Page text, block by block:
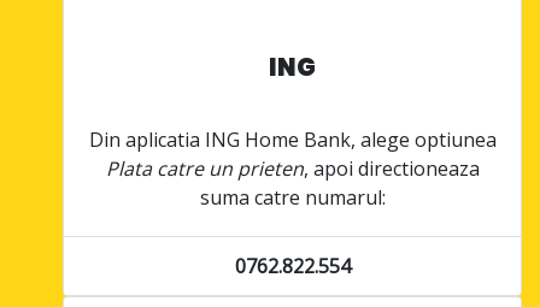
ING
Din aplicatia ING Home Bank, alege optiunea
Plata catre un prieten, apoi directioneaza
suma catre numarul:
0762.822.554